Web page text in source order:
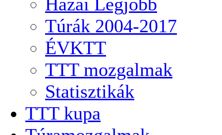
Túrák 2004-2017
ÉVKTT
TTT mozgalmak
Statisztikák
TTT kupa